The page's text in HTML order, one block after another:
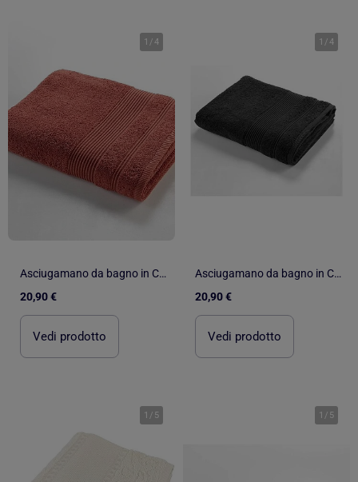
1 /4
Asciugamano da bagno in Cotone Douceur d'Intérieur
20,90 €
Vedi prodotto
1 /4
Asciugamano da bagno in Cotone Douceur d'Intérieur
20,90 €
Vedi prodotto
1 / 5 1 / 5